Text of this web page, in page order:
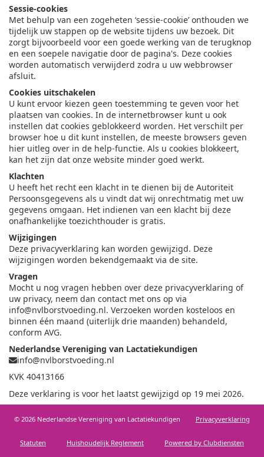
Sessie-cookies
Met behulp van een zogeheten ‘sessie-cookie’ onthouden we
tijdelijk uw stappen op de website tijdens uw bezoek. Dit
zorgt bijvoorbeeld voor een goede werking van de terugknop
en een soepele navigatie door de pagina's. Deze cookies
worden automatisch verwijderd zodra u uw webbrowser
afsluit.
Cookies uitschakelen
U kunt ervoor kiezen geen toestemming te geven voor het
plaatsen van cookies. In de internetbrowser kunt u ook
instellen dat cookies geblokkeerd worden. Het verschilt per
browser hoe u dit kunt instellen, de meeste browsers geven
hier uitleg over in de help-functie. Als u cookies blokkeert,
kan het zijn dat onze website minder goed werkt.
Klachten
U heeft het recht een klacht in te dienen bij de Autoriteit
Persoonsgegevens als u vindt dat wij onrechtmatig met uw
gegevens omgaan. Het indienen van een klacht bij deze
onafhankelijke toezichthouder is gratis.
Wijzigingen
Deze privacyverklaring kan worden gewijzigd. Deze
wijzigingen worden bekendgemaakt via de site.
Vragen
Mocht u nog vragen hebben over deze privacyverklaring of
uw privacy, neem dan contact met ons op via
info@nvlborstvoeding.nl. Verzoeken worden kosteloos en
binnen één maand (uiterlijk drie maanden) behandeld,
conform AVG.
Nederlandse Vereniging van Lactatiekundigen
info@nvlborstvoeding.nl
KVK 40413166
Deze verklaring is voor het laatst gewijzigd op 19 mei 2026.
© 2026 Nederlandse Vereniging van Lactatiekundigen Privacy­verkla­ring
Sta­tu­ten Huis­houdelijk Regle­ment Power­ed by Clubdiensten